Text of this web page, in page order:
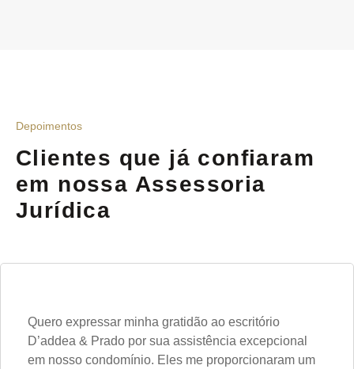
Depoimentos
Clientes que já confiaram
em nossa Assessoria
Jurídica​
Quero expressar minha gratidão ao escritório
D’addea & Prado por sua assistência excepcional
em nosso condomínio. Eles me proporcionaram um